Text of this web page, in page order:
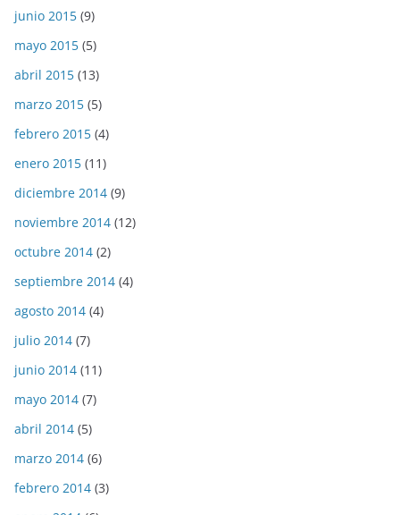
junio 2015 (9)
mayo 2015 (5)
abril 2015 (13)
marzo 2015 (5)
febrero 2015 (4)
enero 2015 (11)
diciembre 2014 (9)
noviembre 2014 (12)
octubre 2014 (2)
septiembre 2014 (4)
agosto 2014 (4)
julio 2014 (7)
junio 2014 (11)
mayo 2014 (7)
abril 2014 (5)
marzo 2014 (6)
febrero 2014 (3)